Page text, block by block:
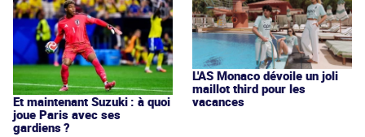
Et maintenant Suzuki : à quoi
joue Paris avec ses
gardiens ?
L'AS Monaco dévoile un joli
maillot third pour les
vacances